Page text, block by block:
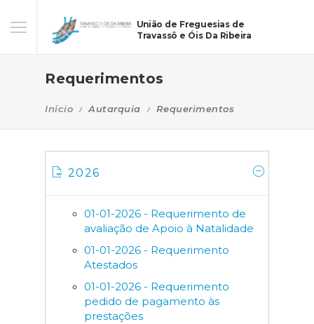
União de Freguesias de
Travassô e Óis Da Ribeira
Requerimentos
Início Autarquia Requerimentos
2026
01-01-2026 - Requerimento de
avaliação de Apoio à Natalidade
01-01-2026 - Requerimento
Atestados
01-01-2026 - Requerimento
pedido de pagamento às
prestações